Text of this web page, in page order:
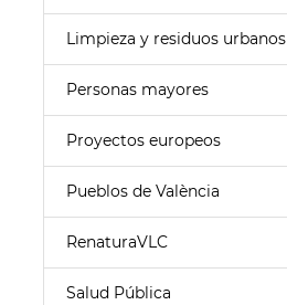
Limpieza y residuos urbanos
Personas mayores
Proyectos europeos
Pueblos de València
RenaturaVLC
Salud Pública